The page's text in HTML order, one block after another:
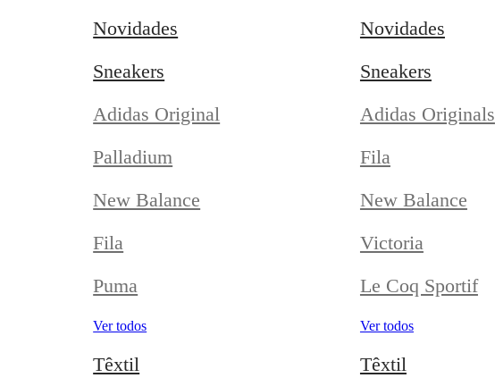
Novidades
Sneakers
Adidas Original
Palladium
New Balance
Fila
Puma
Ver todos
Têxtil
Novidades
Sneakers
Adidas Originals
Fila
New Balance
Victoria
Le Coq Sportif
Ver todos
Têxtil